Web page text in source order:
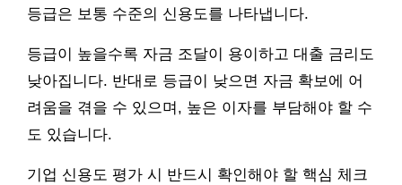
등급은 보통 수준의 신용도를 나타냅니다.
등급이 높을수록 자금 조달이 용이하고 대출 금리도
낮아집니다. 반대로 등급이 낮으면 자금 확보에 어
려움을 겪을 수 있으며, 높은 이자를 부담해야 할 수
도 있습니다.
기업 신용도 평가 시 반드시 확인해야 할 핵심 체크